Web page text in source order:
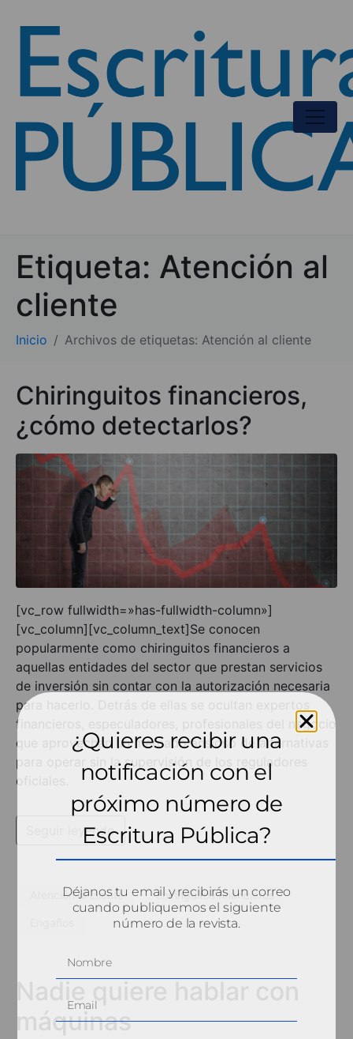
Etiqueta: Atención al
cliente
Inicio Archivos de etiquetas: Atención al cliente
Chiringuitos financieros,
¿cómo detectarlos?
[vc_row fullwidth=»has-fullwidth-column»]
[vc_column][vc_column_text]Se conocen
popularmente como chiringuitos financieros a
aquellas entidades del sector que prestan servicios
de inversión sin contar con la autorización necesaria
para hacerlo. Detrás de ellas se ocultan expertos
financieros, especuladores, profesionales del negocio
que aprovechan un mercado ansioso de alternativas
para operar sin la supervisión de los reguladores
oficiales.
Seguir leyendo
Atención al cliente chiringuitos financieros
máquinas
¿Quieres recibir una
notificación con el
próximo número de
Escritura Pública?
Déjanos tu email y recibirás un correo
cuando publiquemos el siguiente
número de la revista.